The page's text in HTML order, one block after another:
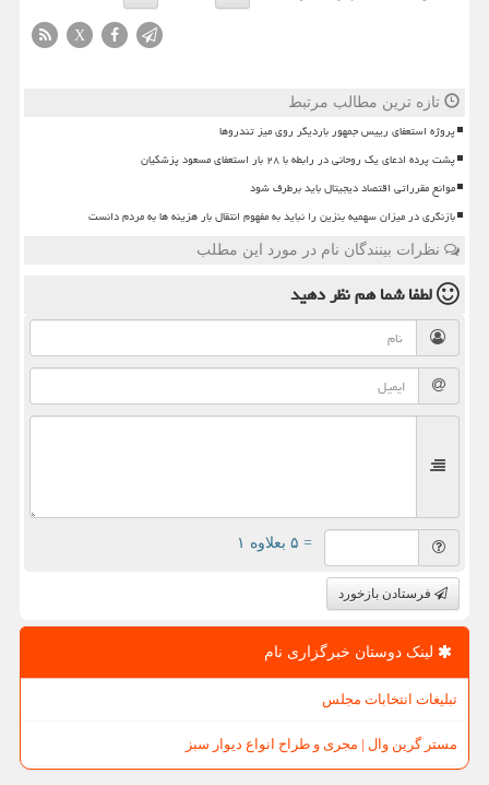
X
تازه ترین مطالب مرتبط
پروژه استعفای رییس جمهور باردیگر روی میز تندروها
پشت پرده ادعای یک روحانی در رابطه با ۲۸ بار استعفای مسعود پزشکیان
موانع مقرراتی اقتصاد دیجیتال باید برطرف شود
بازنگری در میزان سهمیه بنزین را نباید به مفهوم انتقال بار هزینه ها به مردم دانست
نظرات بینندگان نام در مورد این مطلب
لطفا شما همنظر دهید
= ۵ بعلاوه ۱
فرستادن بازخورد
لینک دوستان خبرگزاری نام
تبلیغات انتخابات مجلس
مستر گرین وال | مجری و طراح انواع دیوار سبز